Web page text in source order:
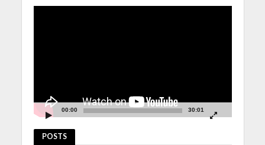
00:00 30:01
POSTS